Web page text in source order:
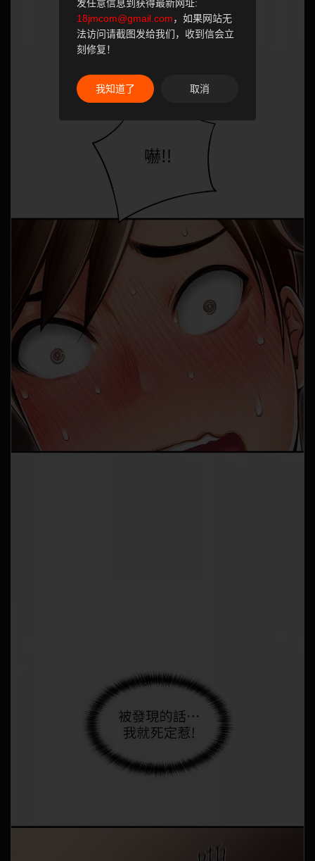
发任意信息到获得最新网址:
18jmcom@gmail.com，如果网站无
法访问请截图发给我们，收到信会立
刻修复！
我知道了 取消